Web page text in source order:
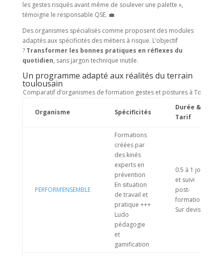
les gestes risqués avant même de soulever une palette »,
témoigne le responsable QSE. 💼
Des organismes spécialisés comme proposent des modules
adaptés aux spécificités des métiers à risque. L’objectif
? Transformer les bonnes pratiques en réflexes du
quotidien, sans jargon technique inutile.
Un programme adapté aux réalités du terrain
toulousain
Comparatif d’organismes de formation gestes et postures à Toulouse
Organisme Spécificités
Durée &
Tarif
PERFORM’ENSEMBLE
Formations
créées par
des kinés
experts en
prévention
En situation
de travail et
pratique +++
Ludo
pédagogie
et
gamification
0.5 à 1 jour
et suivi
post-
formation
Sur devis